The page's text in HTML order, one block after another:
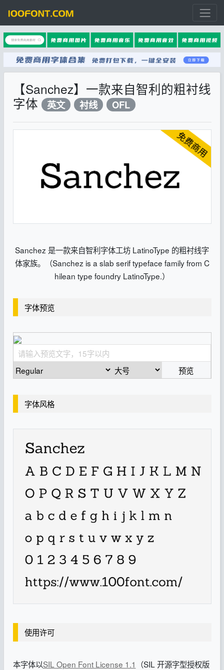
【Sanchez】一款来自智利的粗衬线
字体
英文 衬线 OFL
Sanchez 是一款来自智利字体工坊 LatinoType 的粗衬线字
体家族。（Sanchez is a slab serif typeface family from C
hilean type foundry LatinoType.）
字体预览
预览
字体风格
使用许可
本字体以SIL Open Font License 1.1 （SIL 开源字型授权版